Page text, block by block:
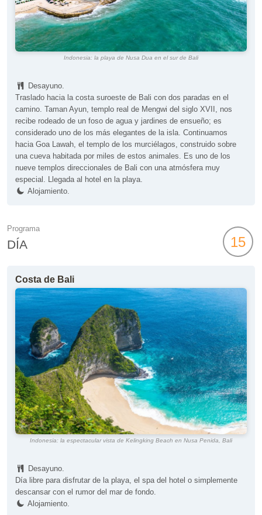
Indonesia: la playa de Nusa Dua en el sur de Bali
Desayuno.
Traslado hacia la costa suroeste de Bali con dos paradas en el
camino. Taman Ayun, templo real de Mengwi del siglo XVII, nos
recibe rodeado de un foso de agua y jardines de ensueño; es
considerado uno de los más elegantes de la isla. Continuamos
hacia Goa Lawah, el templo de los murciélagos, construido sobre
una cueva habitada por miles de estos animales. Es uno de los
nueve templos direccionales de Bali con una atmósfera muy
especial. Llegada al hotel en la playa.
Alojamiento.
Programa
DÍA 15
Costa de Bali
Indonesia: la espectacular vista de Kelingking Beach en Nusa Penida, Bali
Desayuno.
Día libre para disfrutar de la playa, el spa del hotel o simplemente
descansar con el rumor del mar de fondo.
Alojamiento.